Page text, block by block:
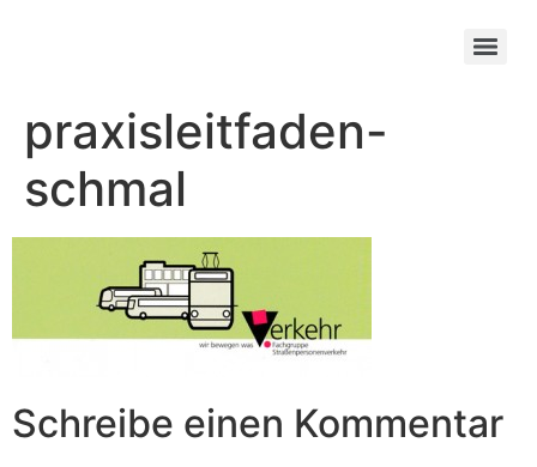
praxisleitfaden-
schmal
Schreibe einen Kommentar